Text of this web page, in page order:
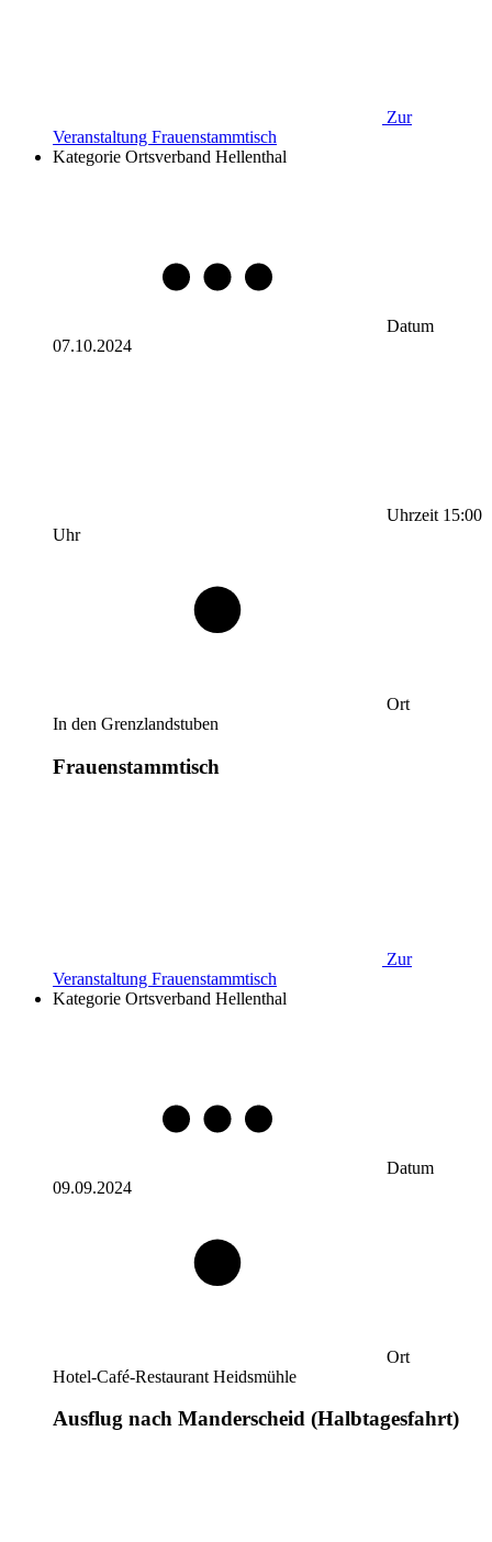
Zur
Veranstaltung Frauenstammtisch
Kategorie Ortsverband Hellenthal
Datum
07.10.2024
Uhrzeit 15:00
Uhr
Ort
In den Grenzlandstuben
Frauenstammtisch
Zur
Veranstaltung Frauenstammtisch
Kategorie Ortsverband Hellenthal
Datum
09.09.2024
Ort
Hotel-Café-Restaurant Heidsmühle
Ausflug nach Manderscheid (Halbtagesfahrt)